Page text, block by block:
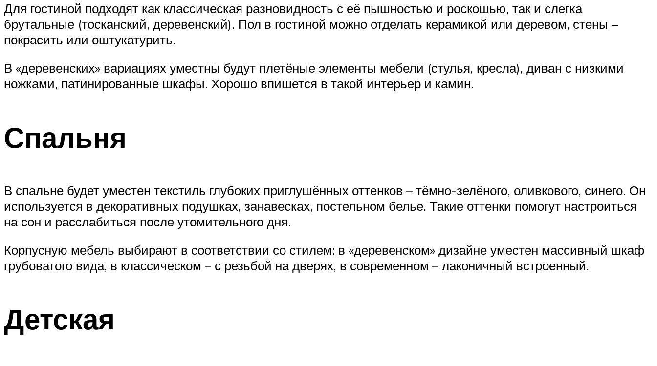
Для гостиной подходят как классическая разновидность с её пышностью и роскошью, так и слегка
брутальные (тосканский, деревенский). Пол в гостиной можно отделать керамикой или деревом, стены –
покрасить или оштукатурить.
В «деревенских» вариациях уместны будут плетёные элементы мебели (стулья, кресла), диван с низкими
ножками, патинированные шкафы. Хорошо впишется в такой интерьер и камин.
Спальня
В спальне будет уместен текстиль глубоких приглушённых оттенков – тёмно-зелёного, оливкового, синего. Он
используется в декоративных подушках, занавесках, постельном белье. Такие оттенки помогут настроиться
на сон и расслабиться после утомительного дня.
Корпусную мебель выбирают в соответствии со стилем: в «деревенском» дизайне уместен массивный шкаф
грубоватого вида, в классическом – с резьбой на дверях, в современном – лаконичный встроенный.
Детская